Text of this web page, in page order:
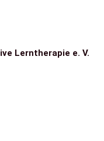
Lerntherapie e. V.